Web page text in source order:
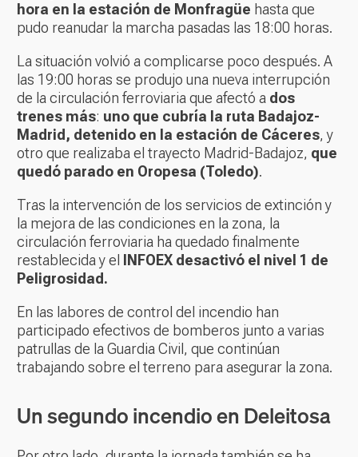
hora en la estación de Monfragüe hasta que
pudo reanudar la marcha pasadas las 18:00 horas.
La situación volvió a complicarse poco después. A
las 19:00 horas se produjo una nueva interrupción
de la circulación ferroviaria que afectó a dos
trenes más: uno que cubría la ruta Badajoz-
Madrid, detenido en la estación de Cáceres, y
otro que realizaba el trayecto Madrid-Badajoz, que
quedó parado en Oropesa (Toledo).
Tras la intervención de los servicios de extinción y
la mejora de las condiciones en la zona, la
circulación ferroviaria ha quedado finalmente
restablecida y el
INFOEX desactivó el nivel 1 de
Peligrosidad.
En las labores de control del incendio han
participado efectivos de bomberos junto a varias
patrullas de la Guardia Civil, que continúan
trabajando sobre el terreno para asegurar la zona.
Un segundo incendio en Deleitosa